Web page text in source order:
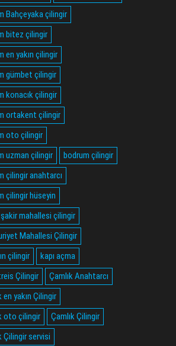
Bahçeyaka çilingir
bitez çilingir
en yakın çilingir
gümbet çilingir
konacık çilingir
ortakent çilingir
oto çilingir
uzman çilingir
bodrum çilingir
çilingir anahtarcı
çilingir hüseyin
mahallesi çilingir
Mahallesi Çilingir
çilingir
kapı açma
Çilingir
Çamlık Anahtarcı
en yakın Çilingir
oto çilingir
Çamlık Çilingir
Çilingir servisi